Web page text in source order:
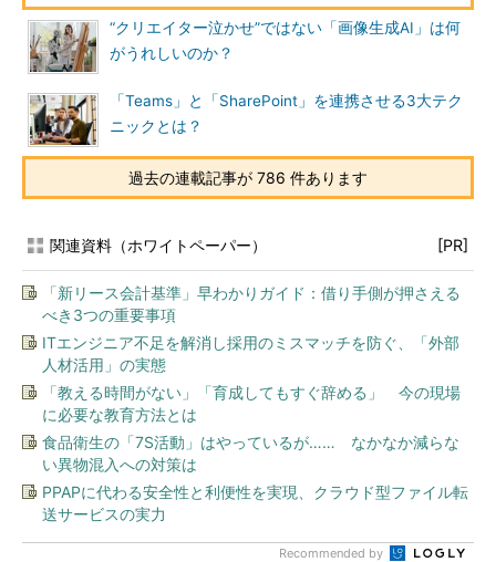
“クリエイター泣かせ”ではない「画像生成AI」は何
がうれしいのか？
「Teams」と「SharePoint」を連携させる3大テク
ニックとは？
過去の連載記事が 786 件あります
関連資料（ホワイトペーパー） [PR]
「新リース会計基準」早わかりガイド：借り手側が押さえる
べき3つの重要事項
ITエンジニア不足を解消し採用のミスマッチを防ぐ、「外部
人材活用」の実態
「教える時間がない」「育成してもすぐ辞める」 今の現場
に必要な教育方法とは
食品衛生の「7S活動」はやっているが…… なかなか減らな
い異物混入への対策は
PPAPに代わる安全性と利便性を実現、クラウド型ファイル転
送サービスの実力
Recommended by